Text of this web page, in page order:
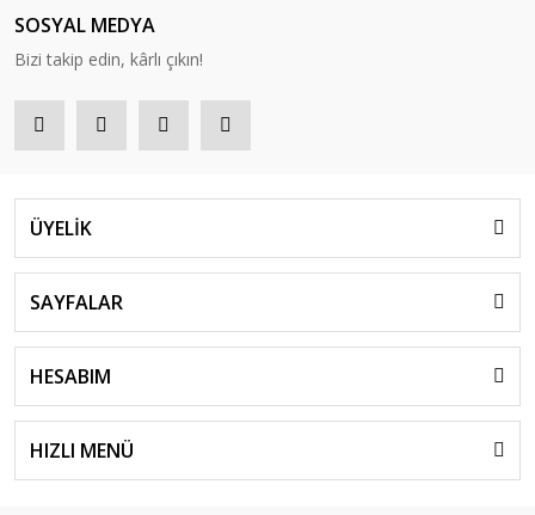
SOSYAL MEDYA
Bizi takip edin, kârlı çıkın!
ÜYELİK
SAYFALAR
HESABIM
HIZLI MENÜ